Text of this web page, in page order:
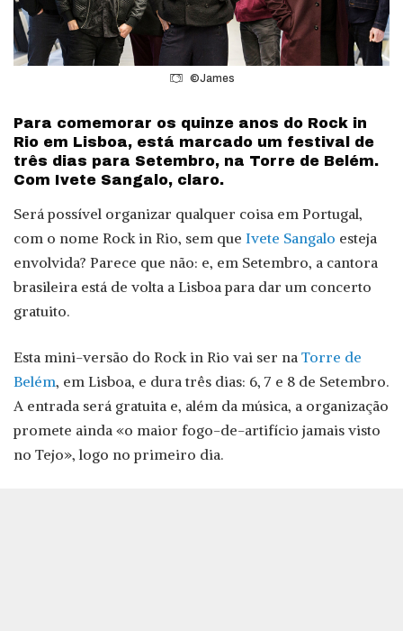
©James
Para comemorar os quinze anos do Rock in
Rio em Lisboa, está marcado um festival de
três dias para Setembro, na Torre de Belém.
Com Ivete Sangalo, claro.
Será possível organizar qualquer coisa em Portugal,
com o nome Rock in Rio, sem que Ivete Sangalo esteja
envolvida? Parece que não: e, em Setembro, a cantora
brasileira está de volta a Lisboa para dar um concerto
gratuito.
Esta mini-versão do Rock in Rio vai ser na Torre de
Belém, em Lisboa, e dura três dias: 6, 7 e 8 de Setembro.
A entrada será gratuita e, além da música, a organização
promete ainda «o maior fogo-de-artifício jamais visto
no Tejo», logo no primeiro dia.